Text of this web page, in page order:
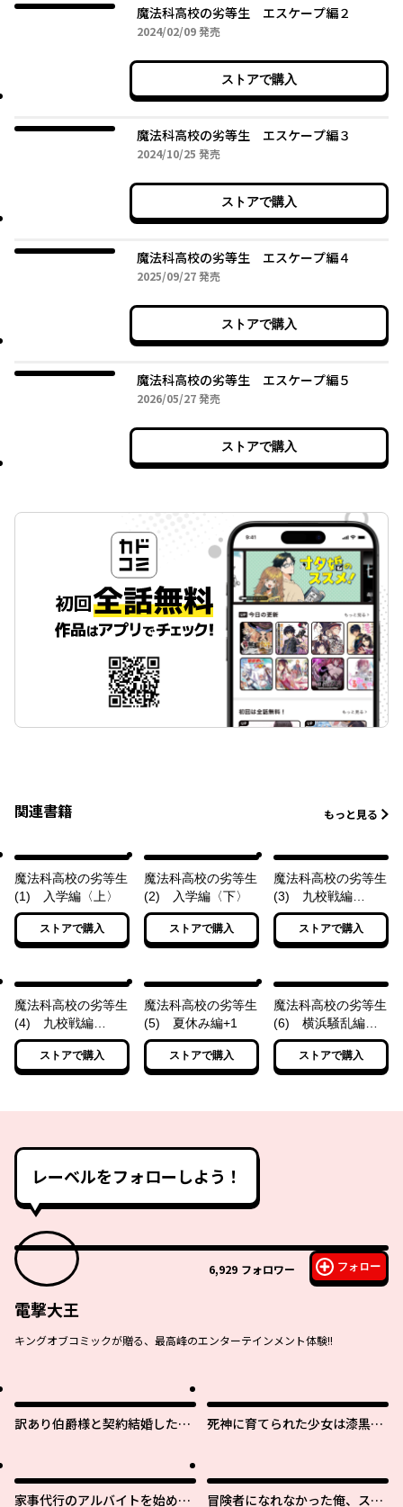
魔法科高校の劣等生 エスケープ編２
2024/02/092024年02月09日
発売
ストアで購入
魔法科高校の劣等生 エスケープ編３
2024/10/25 2024年10月25日
発売
ストアで購入
魔法科高校の劣等生 エスケープ編４
2025/09/272025年09月27日
発売
ストアで購入
魔法科高校の劣等生 エスケープ編５
2026/05/272026年05月27日
発売
ストアで購入
関連書籍 もっと見る
魔法科高校の劣等生
(1) 入学編〈上〉
ストアで購入
魔法科高校の劣等生
(2) 入学編〈下〉
ストアで購入
魔法科高校の劣等生
(3) 九校戦編
〈上〉
ストアで購入
魔法科高校の劣等生
(4) 九校戦編
〈下〉
ストアで購入
魔法科高校の劣等生
(5) 夏休み編+1
ストアで購入
魔法科高校の劣等生
(6) 横浜騒乱編
〈上〉
ストアで購入
レーベルをフォローしよう！
6,929 フォロワー フォロー
電撃大王
キングオブコミックが贈る、最高峰のエンターテインメント体験!!
訳あり伯爵様と契約結婚した
死神に育てられた少女は漆黒の
家事代行のアルバイトを始めた 冒険者になれなかった俺、スキ